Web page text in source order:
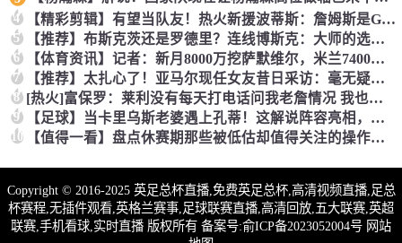
4 【精彩剪辑】有望当队友！热火新援波蒂斯：詹姆斯是GOAT！我
5 【推荐】布斯克茨还是罗德里？连线博斯克：大师的选择会是谁？
6 【体育资讯】记者：新月8000万挖萨默维尔，米兰7400万买
7 【推荐】太扎心了！亚马尔现任女友昔日采访：毫无疑问更喜欢贝林
8 [热火]富保罗：莱利没有每天打电话问我老詹情况 我也告知其他
9 【足球】当卡里乌斯老婆遇上孔蒂！这解说阵容亮相，排场直接拉满
10 【值得一看】盘点休赛期那些被低估却值得关注的操作：尚帕尼低价
Copyright © 2016-2025 英足总杯直播,免费英足总杯,高清视频直播,足总
杯赛程,无插件观看,英格兰赛事,足球联赛直播,高清回放,五大联赛,英超
联赛,手机看球,实时直播 版权所有 备案号:俞ICP备2023052004号 网站